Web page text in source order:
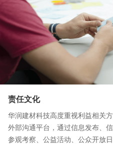
责任文化
华润建材科技高度重视利益相关
外部沟通平台，通过信息发布、
参观考察、公益活动、公众开放